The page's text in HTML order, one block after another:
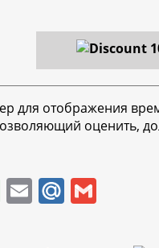
для отображения
оценить,
W E M